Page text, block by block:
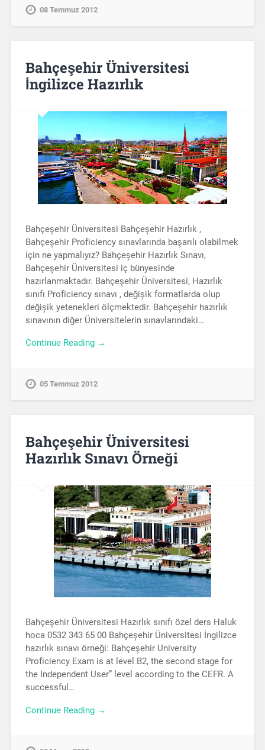
08 Temmuz 2012
Bahçeşehir Üniversitesi
İngilizce Hazırlık
Bahçeşehir Üniversitesi Bahçeşehir Hazırlık ,
Bahçeşehir Proficiency sınavlarında başarılı olabilmek
için ne yapmalıyız? Bahçeşehir Hazırlık Sınavı,
Bahçeşehir Üniversitesi iç bünyesinde
hazırlanmaktadır. Bahçeşehir Üniversitesi, Hazırlık
sınıfı Proficiency sınavı , değişik formatlarda olup
değişik yetenekleri ölçmektedir. Bahçeşehir hazırlık
sınavının diğer Üniversitelerin sınavlarındaki…
Continue Reading →
05 Temmuz 2012
Bahçeşehir Üniversitesi
Hazırlık Sınavı Örneği
Bahçeşehir Üniversitesi Hazırlık sınıfı özel ders Haluk
hoca 0532 343 65 00 Bahçeşehir Üniversitesi İngilizce
hazırlık sınavı örneği: Bahçeşehir University
Proficiency Exam is at level B2, the second stage for
the Independent User” level according to the CEFR. A
successful…
Continue Reading →